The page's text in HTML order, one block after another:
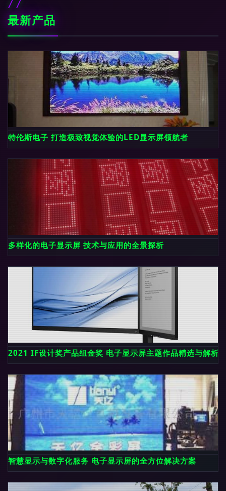
最新产品
特伦斯电子 打造极致视觉体验的LED显示屏领航者
多样化的电子显示屏 技术与应用的全景探析
2021 IF设计奖产品组金奖 电子显示屏主题作品精选与解析
智慧显示与数字化服务 电子显示屏的全方位解决方案